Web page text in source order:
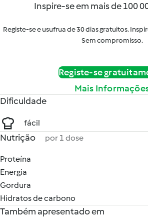
Inspire-se em mais de 100
Registe-se e usufrua de 30 dias gratuitos.
Sem compromisso.
Registe-se
Mais
Dificuldade
fácil
Nutrição por 1 dose
Proteína
Energia
Gordura
Hidratos de carbono
Também apresentado em